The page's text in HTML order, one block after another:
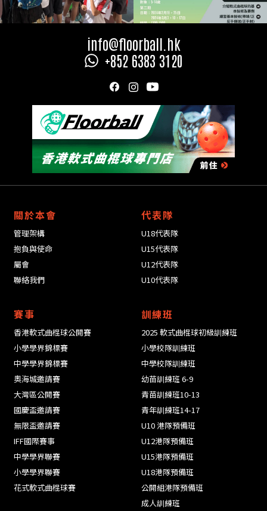
Slide 2 of 2.
info@floorball.hk
+852 6383 3120
關於本會
管理架構
抱負與使命
屬會
聯絡我們
代表隊
U18代表隊
U15代表隊
U12代表隊
U10代表隊
賽事
香港軟式曲棍球公開賽
小學學界錦標賽
中學學界錦標賽
奧海城邀請賽
大灣區公開賽
國慶盃邀請賽
無限盃邀請賽
IFF國際賽事
中學學界聯賽
小學學界聯賽
花式軟式曲棍球賽
訓練班
2025 軟式曲棍球初級訓練班
小學校隊訓練班
中學校隊訓練班
幼苗訓練班 6-9
青苗訓練班10-13
青年訓練班14-17
U10 港隊預備班
U12港隊預備班
U15港隊預備班
U18港隊預備班
公開組港隊預備班
成人訓練班